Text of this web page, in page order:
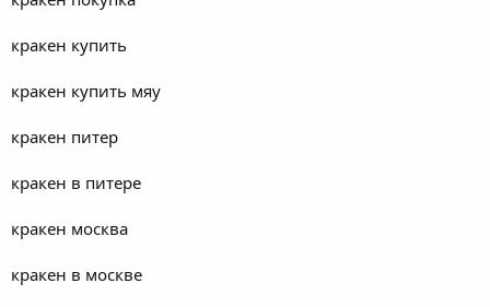
кракен купить
кракен купить мяу
кракен питер
кракен в питере
кракен москва
кракен в москве